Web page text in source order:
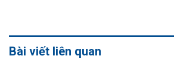
Bài viết liên quan